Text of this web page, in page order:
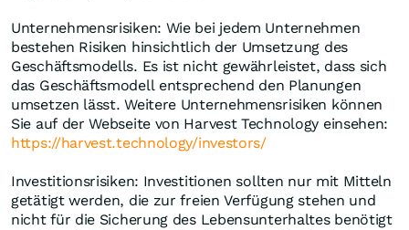
Unternehmensrisiken: Wie bei jedem Unternehmen
bestehen Risiken hinsichtlich der Umsetzung des
Geschäftsmodells. Es ist nicht gewährleistet, dass sich
das Geschäftsmodell entsprechend den Planungen
umsetzen lässt. Weitere Unternehmensrisiken können
Sie auf der Webseite von Harvest Technology einsehen:
https://harvest.technology/investors/
Investitionsrisiken: Investitionen sollten nur mit Mitteln
getätigt werden, die zur freien Verfügung stehen und
nicht für die Sicherung des Lebensunterhaltes benötigt